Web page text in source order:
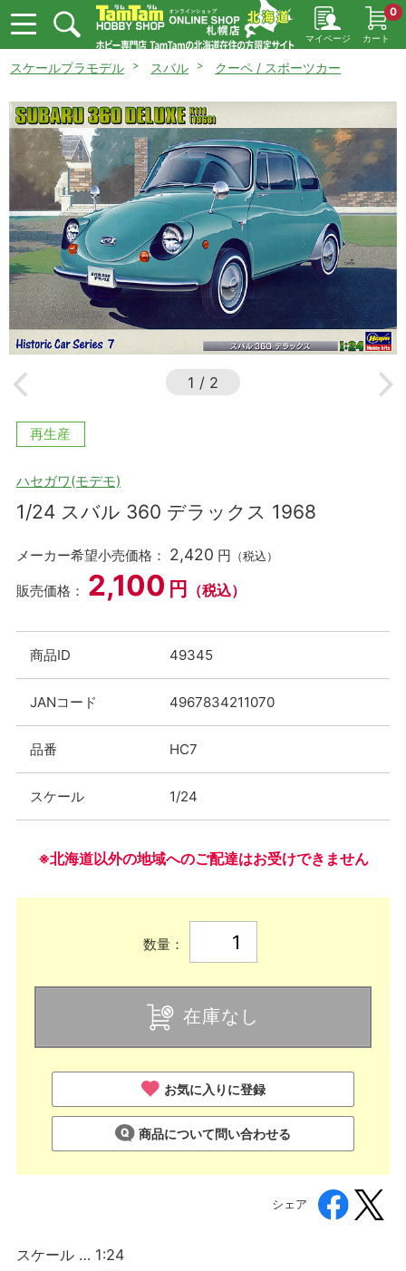
マイページ カート
0
スケールプラモデル スバル クーペ / スポーツカー
1 / 2
再生産
ハセガワ(モデモ)
1/24 スバル 360 デラックス 1968
メーカー希望小売価格： 2,420 円 （税込）
販売価格： 2,100 円 （税込）
商品ID 49345
JANコード 4967834211070
品番 HC7
スケール 1/24
※北海道以外の地域へのご配達はお受けできません
数量：
在庫なし
お気に入りに登録
商品について問い合わせる
シェア
スケール … 1:24